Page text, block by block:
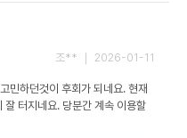
조** ｜ 2026-01-11
민하던것이 후회가 되네요. 현재
잘 터지네요. 당분간 계속 이용할